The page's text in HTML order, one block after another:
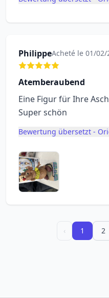
PhilippeAcheté le 01/02/
Atemberaubend
Eine Figur für Ihre
Super schön
Bewertung übersetzt -
‹ 1 2